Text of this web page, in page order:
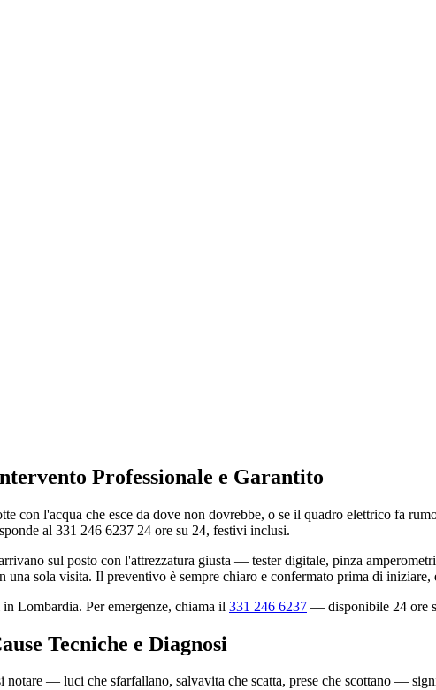
Professionale e Garantito
con l'acqua che esce da dove non dovrebbe, o se il quadro elettrico fa
al 331 246 6237 24 ore su 24, festivi inclusi.
sul posto con l'attrezzatura giusta — tester digitale, pinza
sola visita. Il preventivo è sempre chiaro e confermato prima di iniziare,
Lombardia. Per emergenze, chiama il 331 246 6237 — disponibile 24 ore
Tecniche e Diagnosi
— luci che sfarfallano, salvavita che scatta, prese che scottano —